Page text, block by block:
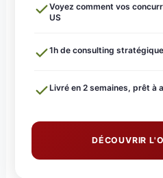
Voyez comment vos
US
1h de consulting
Livré en 2 semaines, prêt à
DÉCOUVRIR